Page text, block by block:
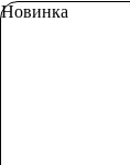
Новинка